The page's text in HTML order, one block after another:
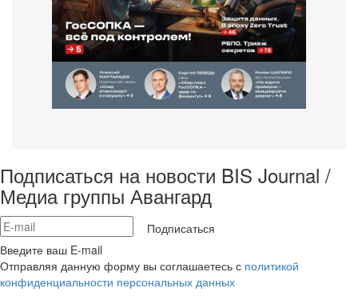
Подписаться на новости BIS Journal /
Медиа группы Авангард
Подписаться
Введите ваш E-mail
Отправляя данную форму вы соглашаетесь с политикой
конфиденциальности персональных данных